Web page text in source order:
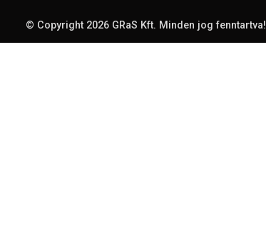
© Copyright 2026 GRaS Kft. Minden jog fenntartva!